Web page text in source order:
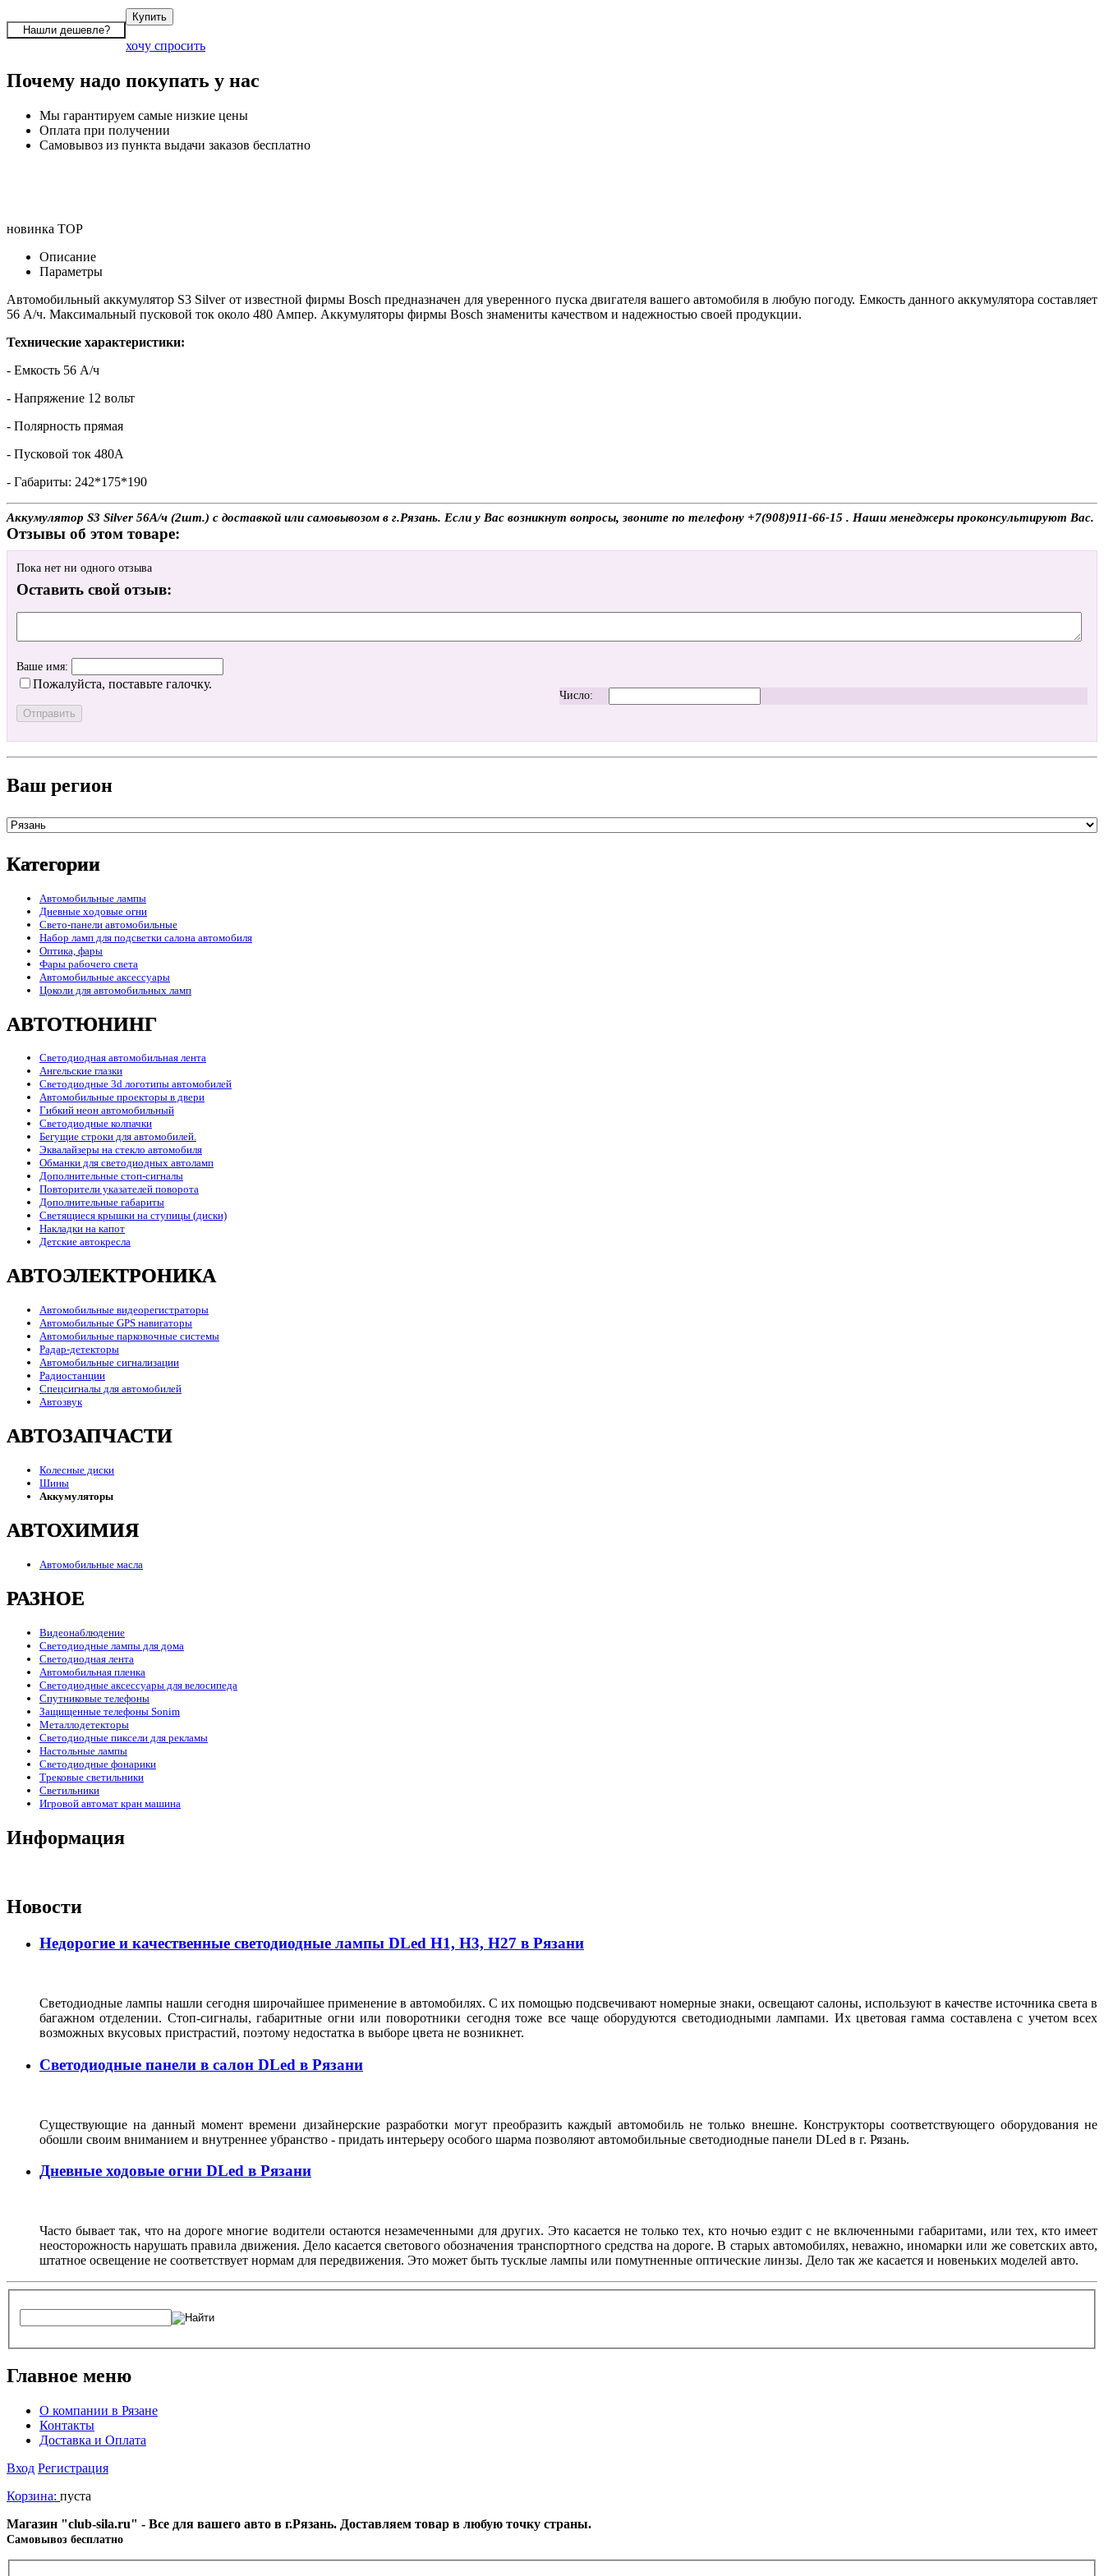
хочу спросить
Почему надо покупать у нас
Мы гарантируем самые низкие цены
Оплата при получении
Самовывоз из пункта выдачи заказов бесплатно
новинка TOP
Описание
Параметры
Автомобильный аккумулятор S3 Silver от известной фирмы Bosch предназначен для уверенного пуска двигателя вашего автомобиля в любую погоду. Емкость данного аккумулятора составляет
56 А/ч. Максимальный пусковой ток около 480 Ампер. Аккумуляторы фирмы Bosch знамениты качеством и надежностью своей продукции.
Технические характеристики:
- Емкость 56 А/ч
- Напряжение 12 вольт
- Полярность прямая
- Пусковой ток 480А
- Габариты: 242*175*190
Аккумулятор S3 Silver 56А/ч (2шт.) с доставкой или самовывозом в г.Рязань. Если у Вас возникнут вопросы, звоните по телефону +7(908)911-66-15 . Наши менеджеры проконсультируют Вас.
Отзывы об этом товаре:
Пока нет ни одного отзыва
Оставить свой отзыв:
Ваше имя:
Пожалуйста, поставьте галочку.
Число:
Ваш регион
Категории
Автомобильные лампы
Дневные ходовые огни
Свето-панели автомобильные
Набор ламп для подсветки салона автомобиля
Оптика, фары
Фары рабочего света
Автомобильные аксессуары
Цоколи для автомобильных ламп
АВТОТЮНИНГ
Светодиодная автомобильная лента
Ангельские глазки
Светодиодные 3d логотипы автомобилей
Автомобильные проекторы в двери
Гибкий неон автомобильный
Светодиодные колпачки
Бегущие строки для автомобилей.
Эквалайзеры на стекло автомобиля
Обманки для светодиодных автоламп
Дополнительные стоп-сигналы
Повторители указателей поворота
Дополнительные габариты
Светящиеся крышки на ступицы (диски)
Накладки на капот
Детские автокресла
АВТОЭЛЕКТРОНИКА
Автомобильные видеорегистраторы
Автомобильные GPS навигаторы
Автомобильные парковочные системы
Радар-детекторы
Автомобильные сигнализации
Радиостанции
Спецсигналы для автомобилей
Автозвук
АВТОЗАПЧАСТИ
Колесные диски
Шины
Аккумуляторы
АВТОХИМИЯ
Автомобильные масла
РАЗНОЕ
Видеонаблюдение
Светодиодные лампы для дома
Светодиодная лента
Автомобильная пленка
Светодиодные аксессуары для велосипеда
Спутниковые телефоны
Защищенные телефоны Sonim
Металлодетекторы
Светодиодные пиксели для рекламы
Настольные лампы
Светодиодные фонарики
Трековые светильники
Светильники
Игровой автомат кран машина
Информация
Новости
Недорогие и качественные светодиодные лампы DLed Н1, Н3, Н27 в Рязани
Светодиодные лампы нашли сегодня широчайшее применение в автомобилях. С их помощью подсвечивают номерные знаки, освещают салоны, используют в качестве источника света в
багажном отделении. Стоп-сигналы, габаритные огни или поворотники сегодня тоже все чаще оборудуются светодиодными лампами. Их цветовая гамма составлена с учетом всех
возможных вкусовых пристрастий, поэтому недостатка в выборе цвета не возникнет.
Светодиодные панели в салон DLed в Рязани
Существующие на данный момент времени дизайнерские разработки могут преобразить каждый автомобиль не только внешне. Конструкторы соответствующего оборудования не
обошли своим вниманием и внутреннее убранство - придать интерьеру особого шарма позволяют автомобильные светодиодные панели DLed в г. Рязань.
Дневные ходовые огни DLed в Рязани
Часто бывает так, что на дороге многие водители остаются незамеченными для других. Это касается не только тех, кто ночью ездит с не включенными габаритами, или тех, кто имеет
неосторожность нарушать правила движения. Дело касается светового обозначения транспортного средства на дороге. В старых автомобилях, неважно, иномарки или же советских авто,
штатное освещение не соответствует нормам для передвижения. Это может быть тусклые лампы или помутненные оптические линзы. Дело так же касается и новеньких моделей авто.
Главное меню
О компании в Рязане
Контакты
Доставка и Оплата
Вход Регистрация
Корзина: пуста
Магазин "club-sila.ru" - Все для вашего авто в г.Рязань. Доставляем товар в любую точку страны.
Cамовывоз бесплатно